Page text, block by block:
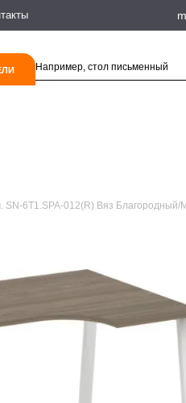
6T1.SPA-012(R) Вяз